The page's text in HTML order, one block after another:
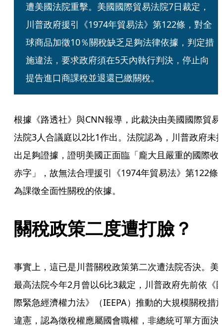
遭美國法院重擊。美國國際貿易法院7日裁定，
川普政府援引《1974年貿易法》第122條，對全
球商品加徵10％關稅缺乏足夠法律依據，判定措
施違法，要求政府須在5天內執行判決，停止向
提告進口商課稅並退還已繳關稅。
根據《路透社》與CNN報導，此裁決由美國國際貿易
法院3人合議庭以2比1作出。法院認為，川普政府未
出足夠證據，證明美國正面臨「龐大且嚴重的國際收
赤字」，故無法合理援引《1974年貿易法》第122條
為課徵全面性關稅的依據。
關稅政策二度遭打臉？
事實上，這已是川普關稅政策第二次遭法院否決。美
最高法院今年2月曾以6比3裁定，川普政府先前依《
際緊急經濟權力法》（IEEPA）推動的大規模關稅措
違憲，認為徵稅權應屬國會職權，非總統可單方面決